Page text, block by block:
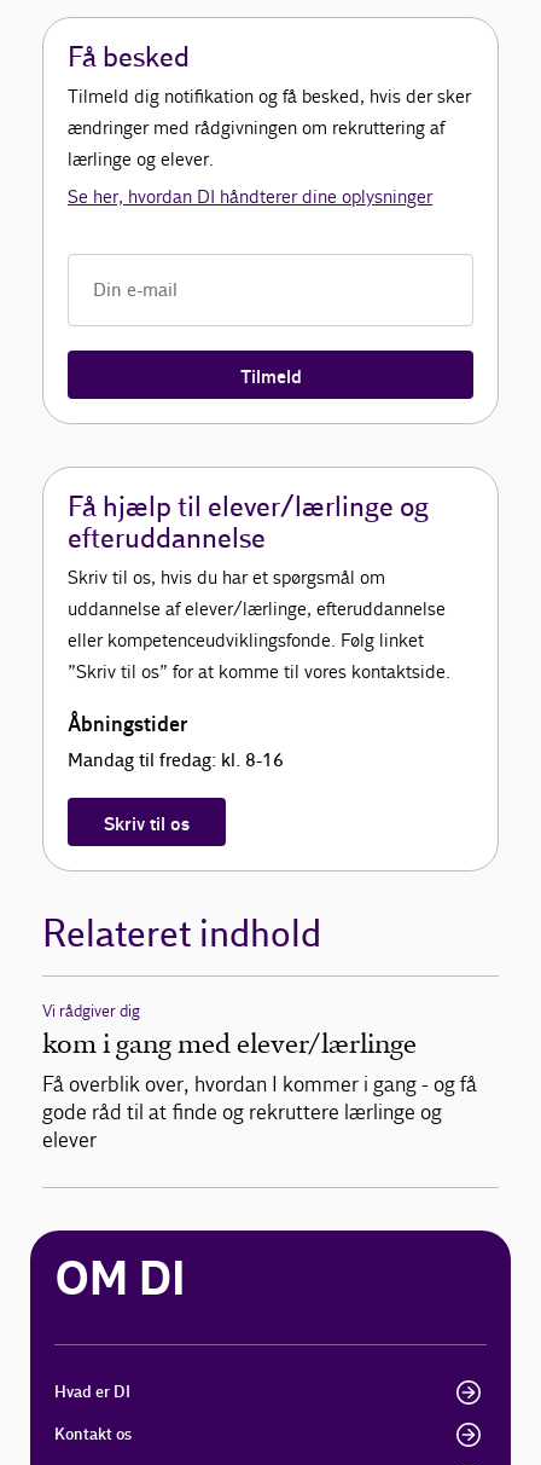
Få besked
Tilmeld dig notifikation og få besked, hvis der sker
ændringer med rådgivningen om rekruttering af
lærlinge og elever.
Se her, hvordan DI håndterer dine oplysninger
Tilmeld
Få hjælp til elever/lærlinge og
efteruddannelse
Skriv til os, hvis du har et spørgsmål om
uddannelse af elever/lærlinge, efteruddannelse
eller kompetenceudviklingsfonde. Følg linket
”Skriv til os” for at komme til vores kontaktside.
Åbningstider
Mandag til fredag: kl. 8-16
Skriv til os
Relateret indhold
Vi rådgiver dig
kom i gang med elever/lærlinge
Få overblik over, hvordan I kommer i gang - og få
gode råd til at finde og rekruttere lærlinge og
elever
OM DI
Hvad er DI
Kontakt os